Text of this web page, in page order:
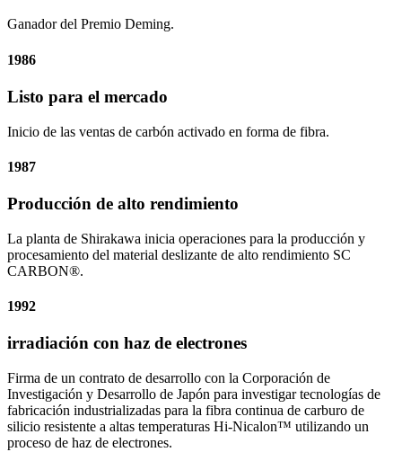
Ganador del Premio Deming.
1986
Listo para el mercado
Inicio de las ventas de carbón activado en forma de fibra.
1987
Producción de alto rendimiento
La planta de Shirakawa inicia operaciones para la producción y
procesamiento del material deslizante de alto rendimiento SC
CARBON®.
1992
irradiación con haz de electrones
Firma de un contrato de desarrollo con la Corporación de
Investigación y Desarrollo de Japón para investigar tecnologías de
fabricación industrializadas para la fibra continua de carburo de
silicio resistente a altas temperaturas Hi-Nicalon™ utilizando un
proceso de haz de electrones.